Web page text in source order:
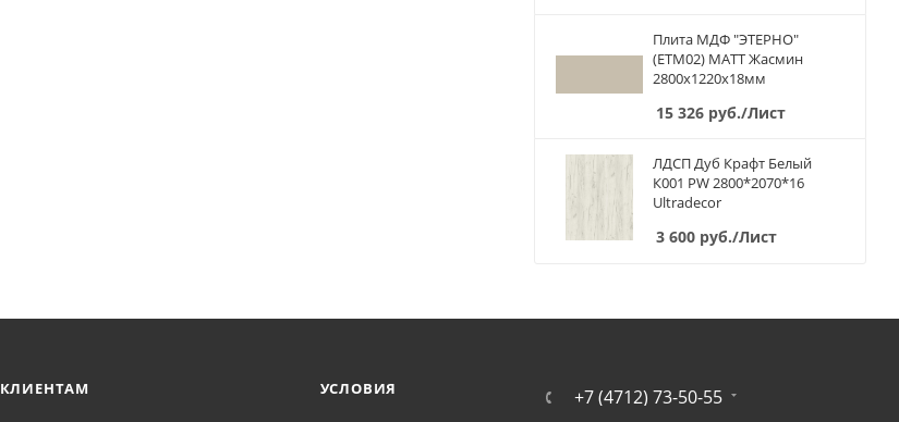
Плита МДФ "ЭТЕРНО"
(ETM02) МАТТ Жасмин
2800х1220х18мм
15 326 руб./Лист
ЛДСП Дуб Крафт Белый
К001 PW 2800*2070*16
Ultradecor
3 600 руб./Лист
КЛИЕНТАМ УСЛОВИЯ +7 (4712) 73-50-55